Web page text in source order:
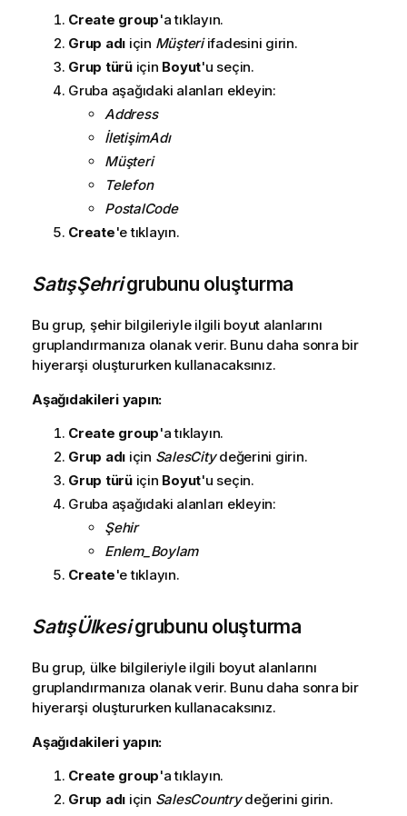
Create group'a tıklayın.
Grup adı için Müşteriifadesini girin.
Grup türüiçin Boyut'u seçin.
Gruba aşağıdaki alanları ekleyin:
Address
İletişimAdı
Müşteri
Telefon
PostalCode
Create'e tıklayın.
SatışŞehrigrubunu oluşturma
Bu grup, şehir bilgileriyle ilgili boyut alanlarını
gruplandırmanıza olanak verir. Bunu daha sonra bir
hiyerarşi oluştururken kullanacaksınız.
Aşağıdakileri yapın:
Create group'a tıklayın.
Grup adı için SalesCitydeğerini girin.
Grup türüiçin Boyut'u seçin.
Gruba aşağıdaki alanları ekleyin:
Şehir
Enlem_Boylam
Create'e tıklayın.
SatışÜlkesigrubunu oluşturma
Bu grup, ülke bilgileriyle ilgili boyut alanlarını
gruplandırmanıza olanak verir. Bunu daha sonra bir
hiyerarşi oluştururken kullanacaksınız.
Aşağıdakileri yapın:
Create group'a tıklayın.
Grup adı için SalesCountrydeğerini girin.